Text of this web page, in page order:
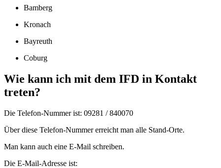
Bamberg
Kronach
Bayreuth
Coburg
Wie kann ich mit dem IFD in Kontakt
treten?
Die Telefon-Nummer ist: 09281 / 840070
Über diese Telefon-Nummer erreicht man alle Stand-Orte.
Man kann auch eine E-Mail schreiben.
Die E-Mail-Adresse ist: